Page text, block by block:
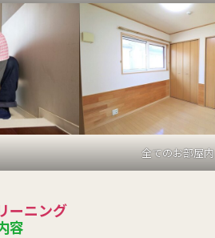
全てのお部屋内
ーニング
容